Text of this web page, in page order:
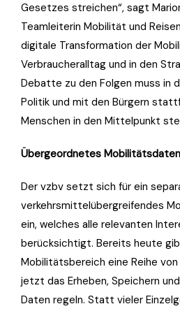
Gesetzes streichen“, sagt
Teamleiterin Mobilität und
digitale Transformation der
Verbraucheralltag und in den
Debatte zu den Folgen muss in
Politik und mit den Bürgern
Menschen in den Mittelpunkt
Übergeordnetes
Der vzbv setzt sich für ein
verkehrsmittelübergreifendes
ein, welches alle relevanten
berücksichtigt. Bereits heute
Mobilitätsbereich eine Reihe
jetzt das Erheben, Speichern
Daten regeln. Statt vieler